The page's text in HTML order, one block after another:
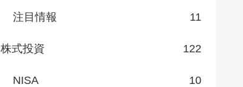
注目情報 11
株式投資 122
NISA 10